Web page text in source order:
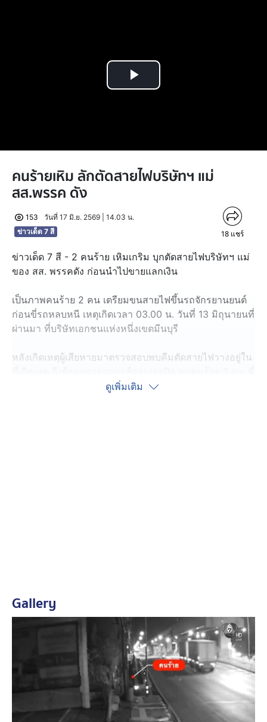
Play
คนร้ายเหิม ลักตัดสายไฟบริษัทฯ แม่
สส.พรรค ดัง
153
วันที่ 17 มิ.ย. 2569 | 14.03 น.
ข่าวเด็ด 7 สี
18 แชร์
ข่าวเด็ด 7 สี - 2 คนร้าย เหิมเกริม บุกตัดสายไฟบริษัทฯ แม่
ของ สส. พรรคดัง ก่อนนำไปขายแลกเงิน
เป็นภาพคนร้าย 2 คน เตรียมขนสายไฟขึ้นรถจักรยานยนต์
ก่อนขี่รถหลบหนี เหตุเกิดเวลา 03.00 น. วันที่ 13 มิถุนายนที่
ผ่านมา ที่บริษัทเอกชนแห่งหนึ่งเขตมีนบุรี
หลังเกิดเหตุผู้เสียหายมาตรวจสอบพบคีมตัดสายไฟวางอยู่ใน
รถจักรยานยนต์มาจอดบริเวณหน้าร้าน แล้วลงเดินปีนรั้ว
ดูเพิ่มเติม
Gallery